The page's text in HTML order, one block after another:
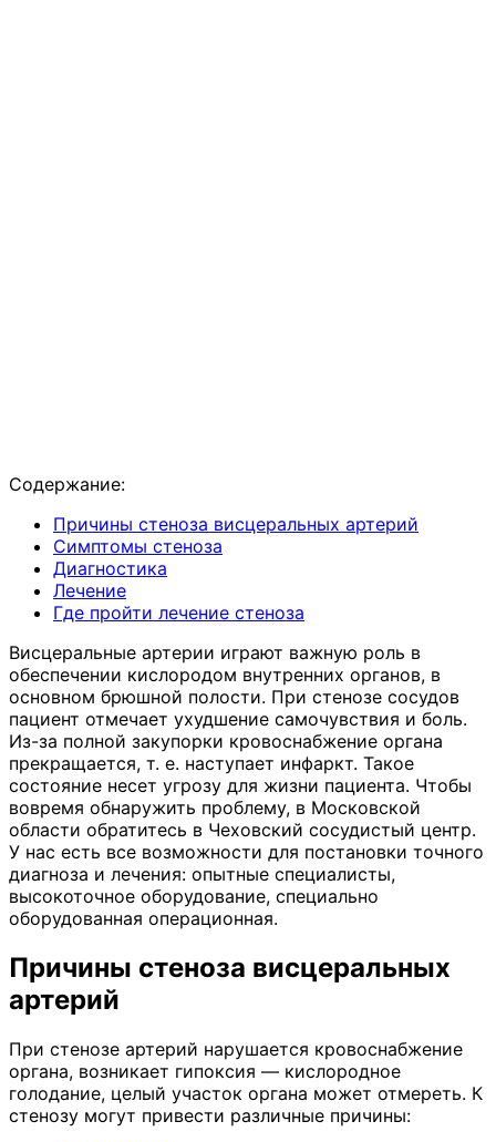
Содержание:
Причины стеноза висцеральных артерий
Симптомы стеноза
Диагностика
Лечение
Где пройти лечение стеноза
Висцеральные артерии играют важную роль в
обеспечении кислородом внутренних органов, в
основном брюшной полости. При стенозе сосудов
пациент отмечает ухудшение самочувствия и боль.
Из-за полной закупорки кровоснабжение органа
прекращается, т. е. наступает инфаркт. Такое
состояние несет угрозу для жизни пациента. Чтобы
вовремя обнаружить проблему, в Московской
области обратитесь в Чеховский сосудистый центр.
У нас есть все возможности для постановки точного
диагноза и лечения: опытные специалисты,
высокоточное оборудование, специально
оборудованная операционная.
Причины стеноза висцеральных
артерий
При стенозе артерий нарушается кровоснабжение
органа, возникает гипоксия — кислородное
голодание, целый участок органа может отмереть. К
стенозу могут привести различные причины: